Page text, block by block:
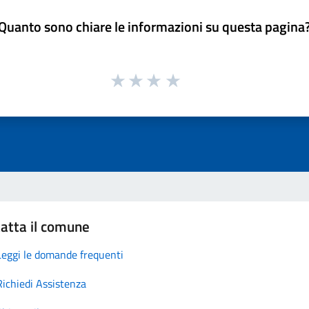
sono chiare le informazioni su questa
il comune
le domande frequenti
Assistenza